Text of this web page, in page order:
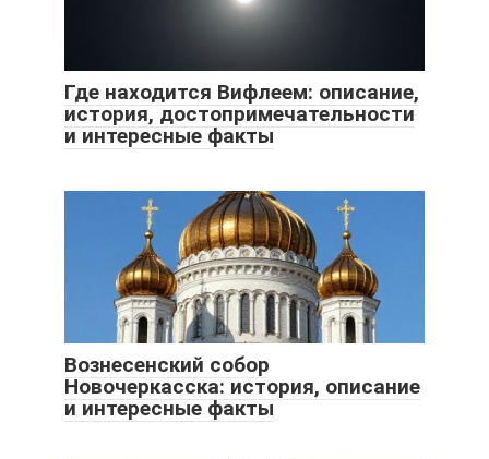
Где находится Вифлеем: описание,
история, достопримечательности
и интересные факты
Вознесенский собор
Новочеркасска: история, описание
и интересные факты